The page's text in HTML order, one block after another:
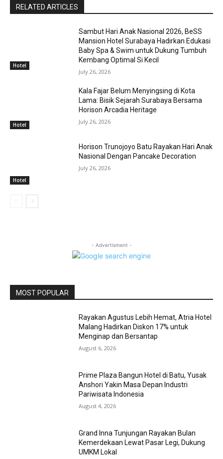
RELATED ARTICLES
Hotel
Sambut Hari Anak Nasional 2026, BeSS
Mansion Hotel Surabaya Hadirkan Edukasi
Baby Spa & Swim untuk Dukung Tumbuh
Kembang Optimal Si Kecil
July 26, 2026
Hotel
Kala Fajar Belum Menyingsing di Kota
Lama: Bisik Sejarah Surabaya Bersama
Horison Arcadia Heritage
July 26, 2026
Hotel
Horison Trunojoyo Batu Rayakan Hari Anak
Nasional Dengan Pancake Decoration
July 26, 2026
- Advertisment -
MOST POPULAR
Rayakan Agustus Lebih Hemat, Atria Hotel
Malang Hadirkan Diskon 17% untuk
Menginap dan Bersantap
August 6, 2026
Prime Plaza Bangun Hotel di Batu, Yusak
Anshori Yakin Masa Depan Industri
Pariwisata Indonesia
August 4, 2026
Grand Inna Tunjungan Rayakan Bulan
Kemerdekaan Lewat Pasar Legi, Dukung
UMKM Lokal